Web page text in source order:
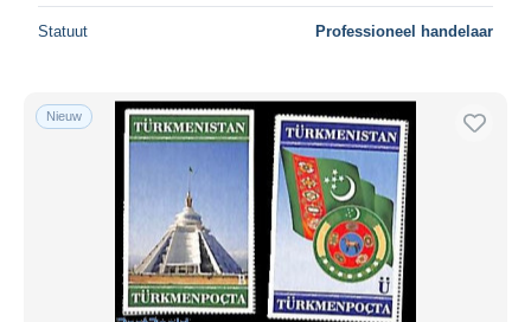
Statuut Professioneel handelaar
Nieuw